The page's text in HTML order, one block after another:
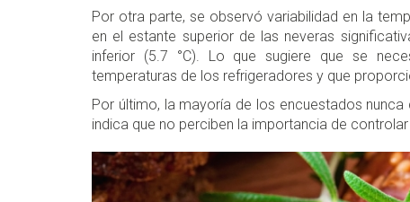
Por otra parte, se observó variabilidad en la
en el estante superior de las neveras
inferior (5.7 °C). Lo que sugiere que se
temperaturas de los refrigeradores y que
Por último, la mayoría de los encuestados
indica que no perciben la importancia de